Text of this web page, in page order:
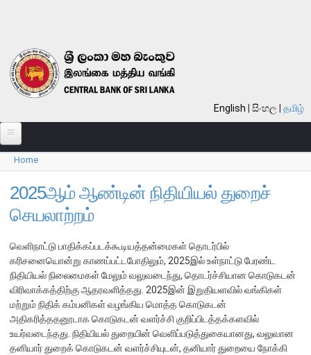
English සිංහල தமிழ்
பற்றி
வங்கி பற்றி
பொது நோக்கு
வங்கியின் வரலாறு
தொலைநோக்கு, பணி, பெறுமானம்
குறிக்கோள்கள்
தொழிற்பாடுகள்
நிறுவன ரீதியான அமைப்பு
You are here
Home
2025ஆம் ஆண்டின் நிதியியல் துறைச்
செயலாற்றம்
வெளிநாட்டு பாதிக்கப்படக்கூடியத்தன்மைகள் தொடர்பில்
கரிசனையொன்று காணப்பட்டபோதிலும், 2025இல் உள்நாட்டு பேரண்ட
நிதியியல் நிலைமைகள் மேலும் வலுவடைந்து, தொடர்ச்சியான கொடுகடன்
விரிவாக்கத்திற்கு ஆதரவளித்தது. 2025இன் இறுதியளவில் வங்கிகள்
மற்றும் நிதிக் கம்பனிகள் வழங்கிய மொத்த கொடுகடன்
அதிகரித்ததனூடாக கொடுகடன் வளர்ச்சி குறிப்பிடத்தக்களவில்
உயர்வடைந்தது. நிதியியல் துறையின் வெளிப்படுத்துகையானது, வலுவான
தனியார் துறைக் கொடுகடன் வளர்ச்சியுடன், தனியார் துறையை நோக்கி